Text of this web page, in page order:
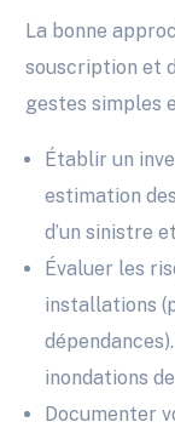
La bonne
souscription et
gestes simples
Établir un
estimation
d’un sinistre
Évaluer les
installations
inondations
Documenter